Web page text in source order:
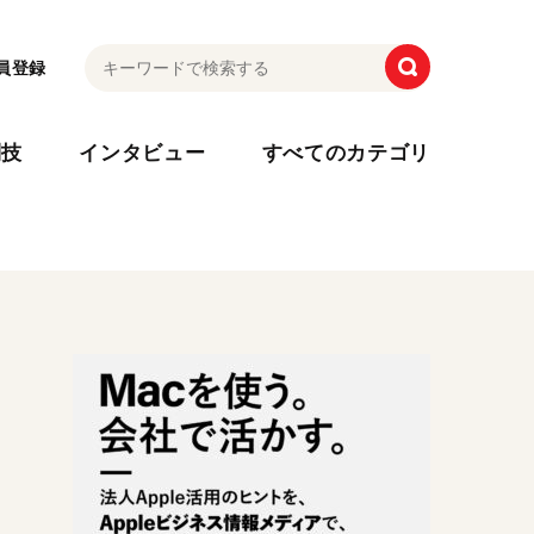
登録
インタビュー すべてのカテゴリ